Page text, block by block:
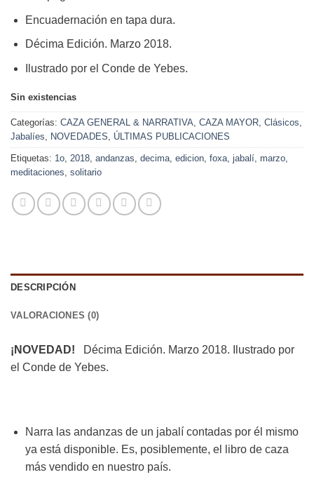
Encuadernación en tapa dura.
Décima Edición. Marzo 2018.
Ilustrado por el Conde de Yebes.
Sin existencias
Categorías: CAZA GENERAL & NARRATIVA, CAZA MAYOR, Clásicos,
Jabalíes, NOVEDADES, ÚLTIMAS PUBLICACIONES
Etiquetas: 1o, 2018, andanzas, decima, edicion, foxa, jabalí, marzo,
meditaciones, solitario
DESCRIPCIÓN
VALORACIONES (0)
¡NOVEDAD!
Décima Edición. Marzo 2018. Ilustrado por
el Conde de Yebes.
Narra las andanzas de un jabalí contadas por él mismo
ya está disponible. Es, posiblemente, el libro de caza
más vendido en nuestro país.